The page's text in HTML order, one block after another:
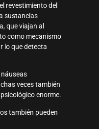
revestimiento del
sustancias
que viajan al
como mecanismo
lo que detecta
veces también
enorme.
también pueden